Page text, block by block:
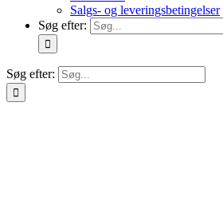
Salgs- og leveringsbetingelser
Søg efter:
Søg efter: